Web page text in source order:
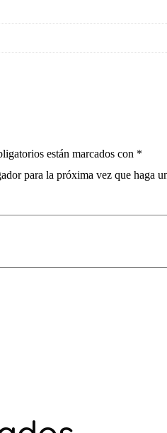
están marcados con *
para la próxima vez que haga